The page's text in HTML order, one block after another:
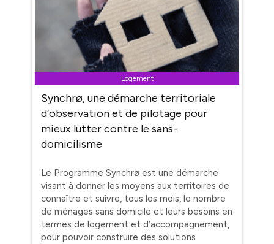
Logement
Synchrø, une démarche territoriale
d’observation et de pilotage pour
mieux lutter contre le sans-
domicilisme
Le Programme Synchrø est une démarche
visant à donner les moyens aux territoires de
connaître et suivre, tous les mois, le nombre
de ménages sans domicile et leurs besoins en
termes de logement et d’accompagnement,
pour pouvoir construire des solutions